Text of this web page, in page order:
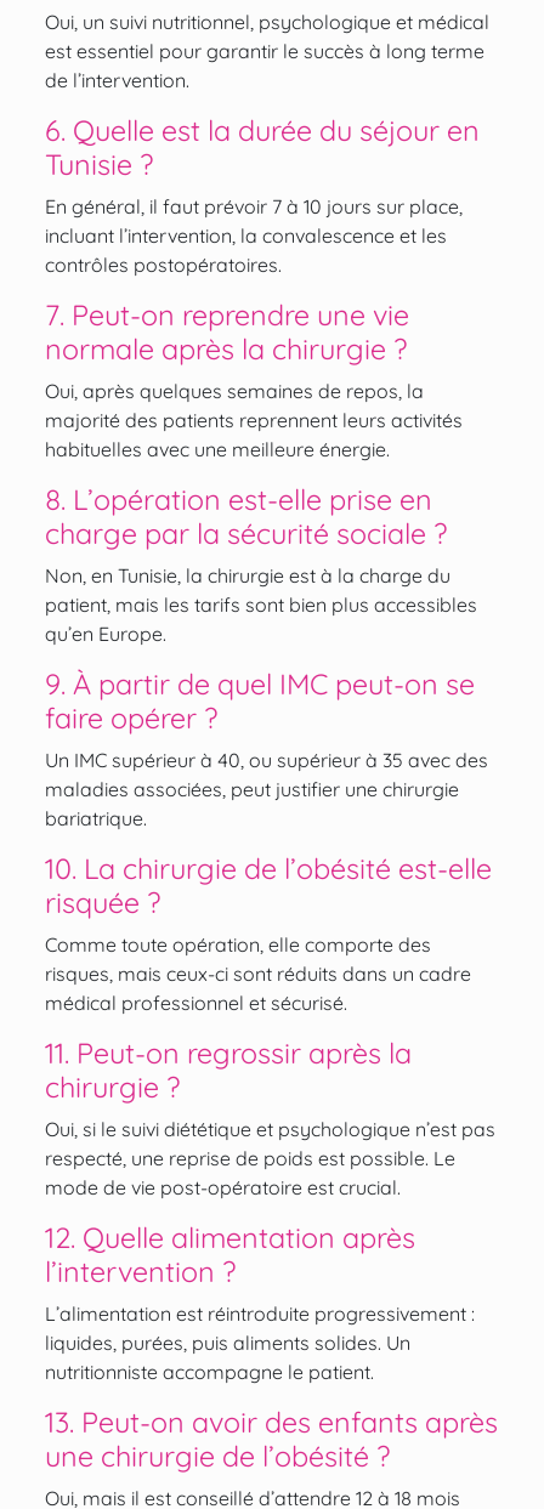
Oui, un suivi nutritionnel, psychologique et médical
est essentiel pour garantir le succès à long terme
de l’intervention.
6. Quelle est la durée du séjour en
Tunisie ?
En général, il faut prévoir 7 à 10 jours sur place,
incluant l’intervention, la convalescence et les
contrôles postopératoires.
7. Peut-on reprendre une vie
normale après la chirurgie ?
Oui, après quelques semaines de repos, la
majorité des patients reprennent leurs activités
habituelles avec une meilleure énergie.
8. L’opération est-elle prise en
charge par la sécurité sociale ?
Non, en Tunisie, la chirurgie est à la charge du
patient, mais les tarifs sont bien plus accessibles
qu’en Europe.
9. À partir de quel IMC peut-on se
faire opérer ?
Un IMC supérieur à 40, ou supérieur à 35 avec des
maladies associées, peut justifier une chirurgie
bariatrique.
10. La chirurgie de l’obésité est-elle
risquée ?
Comme toute opération, elle comporte des
risques, mais ceux-ci sont réduits dans un cadre
médical professionnel et sécurisé.
11. Peut-on regrossir après la
chirurgie ?
Oui, si le suivi diététique et psychologique n’est pas
respecté, une reprise de poids est possible. Le
mode de vie post-opératoire est crucial.
12. Quelle alimentation après
l’intervention ?
L’alimentation est réintroduite progressivement :
liquides, purées, puis aliments solides. Un
nutritionniste accompagne le patient.
13. Peut-on avoir des enfants après
une chirurgie de l’obésité ?
Oui, mais il est conseillé d’attendre 12 à 18 mois